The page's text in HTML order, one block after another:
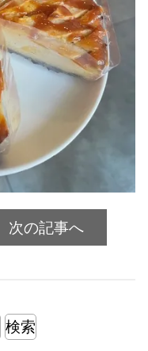
次の記事へ